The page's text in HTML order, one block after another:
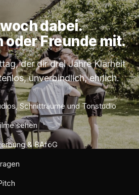
dabei.
oder Freunde mit.
der dir drei Jahre Klarheit
unverbindlich, ehrlich.
Schnitträume und Tonstudio
sehen
& BAföG